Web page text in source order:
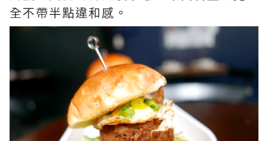
全不帶半點違和感。